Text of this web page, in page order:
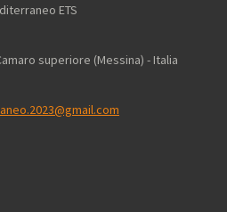
nel Mediterraneo ETS
Camaro superiore (Messina) - Italia